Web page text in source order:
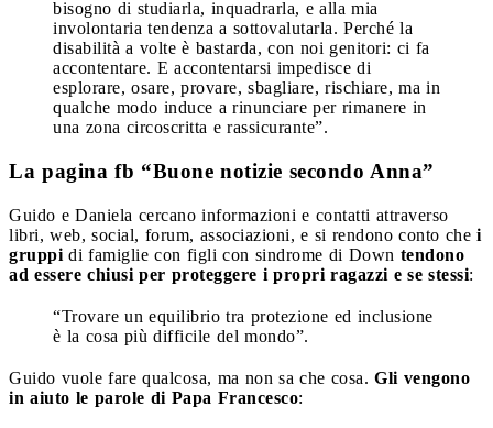
bisogno di studiarla, inquadrarla, e alla mia
involontaria tendenza a sottovalutarla. Perché la
disabilità a volte è bastarda, con noi genitori: ci fa
accontentare. E accontentarsi impedisce di
esplorare, osare, provare, sbagliare, rischiare, ma in
qualche modo induce a rinunciare per rimanere in
una zona circoscritta e rassicurante”.
La pagina fb “Buone notizie secondo Anna”
Guido e Daniela cercano informazioni e contatti attraverso
libri, web, social, forum, associazioni, e si rendono conto che i
gruppi di famiglie con figli con sindrome di Down tendono
ad essere chiusi per proteggere i propri ragazzi e se stessi:
“Trovare un equilibrio tra protezione ed inclusione
è la cosa più difficile del mondo”.
Guido vuole fare qualcosa, ma non sa che cosa. Gli vengono
in aiuto le parole di Papa Francesco: